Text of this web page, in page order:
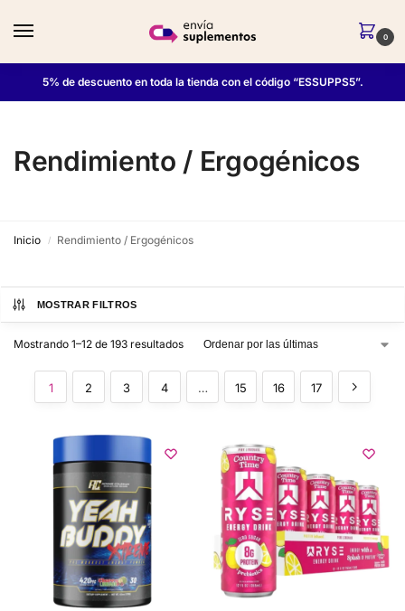
0
5% de descuento en toda la tienda con el código “ESSUPPS5”.
Rendimiento / Ergogénicos
Inicio / Rendimiento / Ergogénicos
MOSTRAR FILTROS
Mostrando 1–12 de 193 resultados
1 2 3 4 … 15 16 17